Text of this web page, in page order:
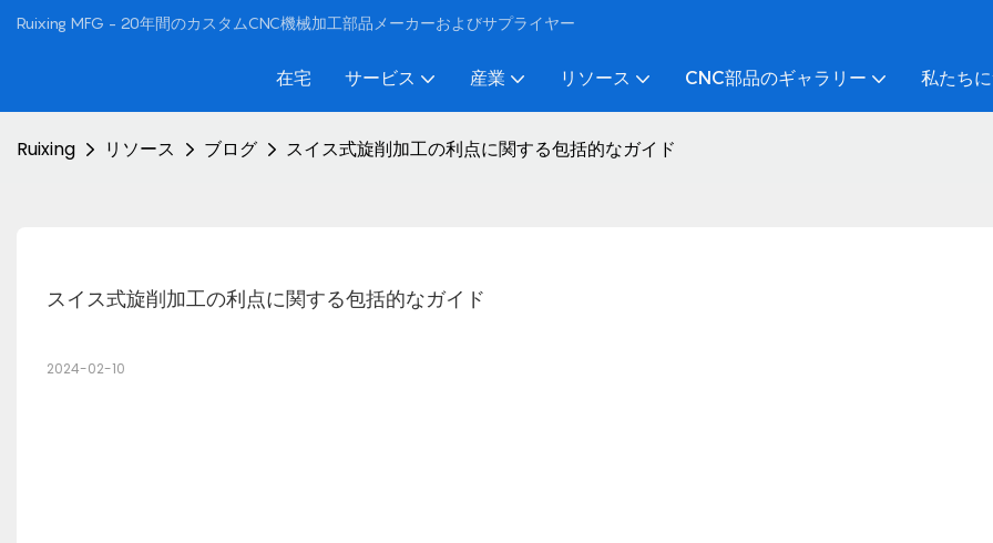
Ruixing MFG - 20年間のカスタムCNC機械加工部品メーカーおよびサプライヤー
在宅 サービス 産業 リソース CNC部品のギャラリー 私たち
Ruixing リソース ブログ スイス式旋削加工の利点に関する包括的なガイド
スイス式旋削加工の利点に関する包括的なガイド
2024-02-10